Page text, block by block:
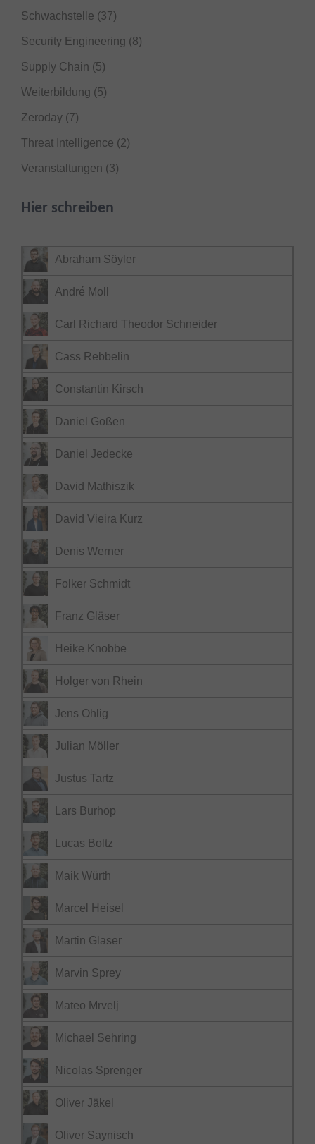
Schwachstelle (37)
Security Engineering (8)
Supply Chain (5)
Weiterbildung (5)
Zeroday (7)
Threat Intelligence (2)
Veranstaltungen (3)
Hier schreiben
Abraham Söyler
André Moll
Carl Richard Theodor Schneider
Cass Rebbelin
Constantin Kirsch
Daniel Goßen
Daniel Jedecke
David Mathiszik
David Vieira Kurz
Denis Werner
Folker Schmidt
Franz Gläser
Heike Knobbe
Holger von Rhein
Jens Ohlig
Julian Möller
Justus Tartz
Lars Burhop
Lucas Boltz
Maik Würth
Marcel Heisel
Martin Glaser
Marvin Sprey
Mateo Mrvelj
Michael Sehring
Nicolas Sprenger
Oliver Jäkel
Oliver Saynisch